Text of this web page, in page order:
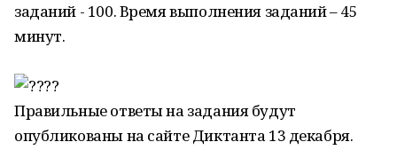
заданий - 100. Время выполнения заданий – 45
минут.
Правильные ответы на задания будут
опубликованы на сайте Диктанта 13 декабря.